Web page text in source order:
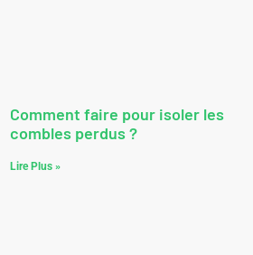
Comment faire pour isoler les
combles perdus ?
Lire Plus »